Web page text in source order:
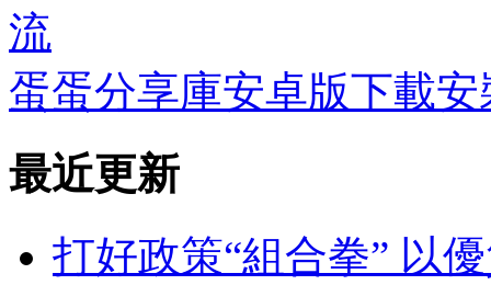
流
蛋蛋分享庫安卓版下載
最近更新
打好政策“組合拳” 以